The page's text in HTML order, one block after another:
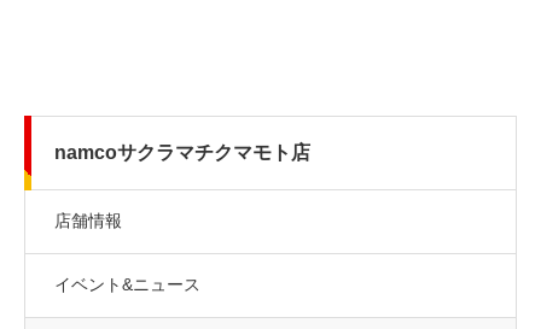
namcoサクラマチクマモト店
店舗情報
イベント&ニュース